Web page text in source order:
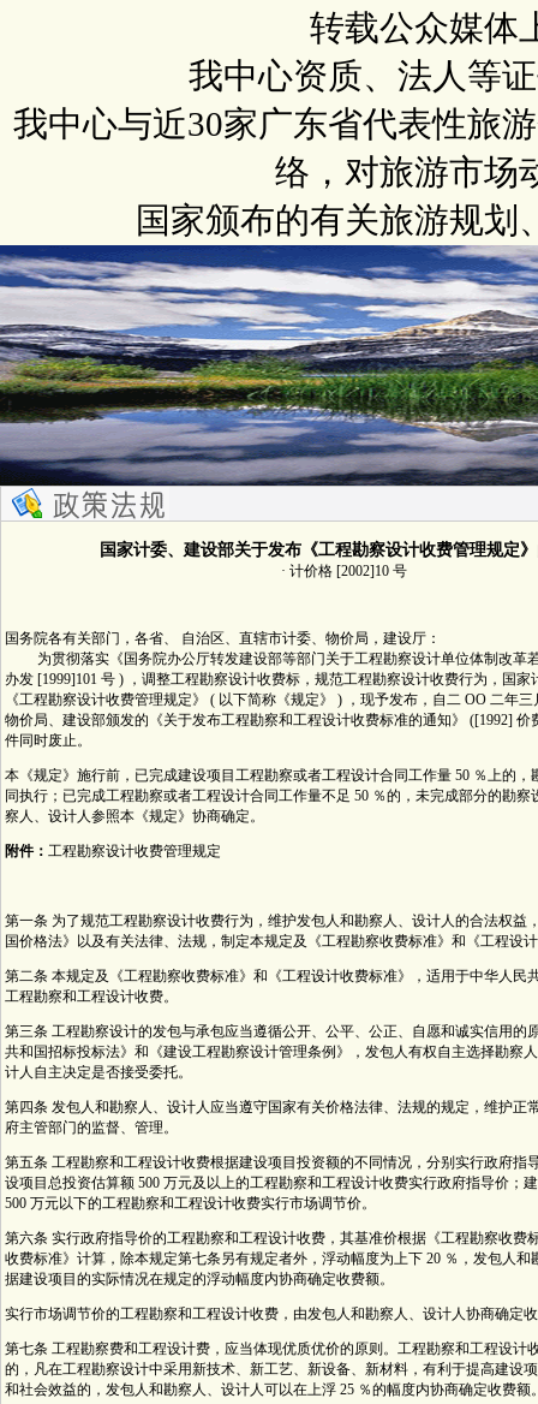
转载公众媒体
我中心资质、法人等
我中心与近30家广东省代表性旅
络，对旅游市场
国家颁布的有关旅游规划
国家计委、建设部关于发布《工程勘察设计收费管理规定
· 计价格 [2002]10 号
国务院各有关部门，各省、 自治区、直辖市计委、物价局，建设厅：
为贯彻落实《国务院办公厅转发建设部等部门关于工程勘察设计单位体制改革
办发 [1999]101 号 ) ，调整工程勘察设计收费标，规范工程勘察设计收费行为，国家
《工程勘察设计收费管理规定》 ( 以下简称《规定》 ) ，现予发布，自二 OO 二年
物价局、建设部颁发的《关于发布工程勘察和工程设计收费标准的通知》 ([1992] 价
件同时废止。
本《规定》施行前，已完成建设项目工程勘察或者工程设计合同工作量 50 ％上的，
同执行；已完成工程勘察或者工程设计合同工作量不足 50 ％的，未完成部分的勘察
察人、设计人参照本《规定》协商确定。
附件： 工程勘察设计收费管理规定
第一条 为了规范工程勘察设计收费行为，维护发包人和勘察人、设计人的合法权益
国价格法》以及有关法律、法规，制定本规定及《工程勘察收费标准》和《工程设
第二条 本规定及《工程勘察收费标准》和《工程设计收费标准》，适用于中华人民
工程勘察和工程设计收费。
第三条 工程勘察设计的发包与承包应当遵循公开、公平、公正、自愿和诚实信用的
共和国招标投标法》和《建设工程勘察设计管理条例》，发包人有权自主选择勘察
计人自主决定是否接受委托。
第四条 发包人和勘察人、设计人应当遵守国家有关价格法律、法规的规定，维护正
府主管部门的监督、管理。
第五条 工程勘察和工程设计收费根据建设项目投资额的不同情况，分别实行政府指
设项目总投资估算额 500 万元及以上的工程勘察和工程设计收费实行政府指导价；
500 万元以下的工程勘察和工程设计收费实行市场调节价。
第六条 实行政府指导价的工程勘察和工程设计收费，其基准价根据《工程勘察收费
收费标准》计算，除本规定第七条另有规定者外，浮动幅度为上下 20 ％，发包人和
据建设项目的实际情况在规定的浮动幅度内协商确定收费额。
实行市场调节价的工程勘察和工程设计收费，由发包人和勘察人、设计人协商确定
第七条 工程勘察费和工程设计费，应当体现优质优价的原则。工程勘察和工程设计
的，凡在工程勘察设计中采用新技术、新工艺、新设备、新材料，有利于提高建设
和社会效益的，发包人和勘察人、设计人可以在上浮 25 ％的幅度内协商确定收费额